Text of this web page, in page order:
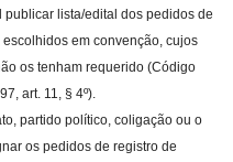
lista/edital dos pedidos de
em convenção, cujos
os tenham requerido (Código
art. 11, § 4º).
partido político, coligação ou o
os pedidos de registro de